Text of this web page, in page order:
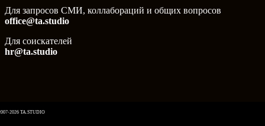
Для запросов СМИ, коллабораций и общих вопросов
office@ta.studio
Для соискателей
hr@ta.studio
2026 TA.STUDIO